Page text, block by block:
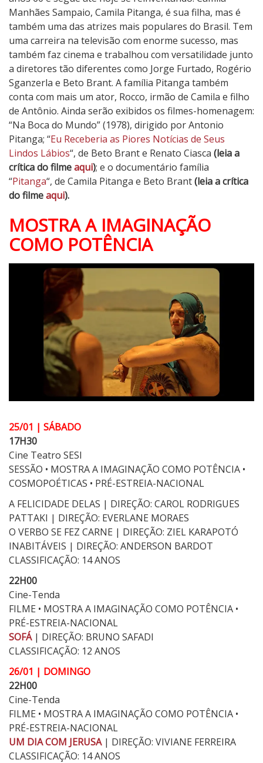
Manhães Sampaio, Camila Pitanga, é sua filha, mas é
também uma das atrizes mais populares do Brasil. Tem
uma carreira na televisão com enorme sucesso, mas
também faz cinema e trabalhou com versatilidade junto
a diretores tão diferentes como Jorge Furtado, Rogério
Sganzerla e Beto Brant. A família Pitanga também
conta com mais um ator, Rocco, irmão de Camila e filho
de Antônio. Ainda serão exibidos os filmes-homenagem:
“Na Boca do Mundo” (1978), dirigido por Antonio
Pitanga; “Eu Receberia as Piores Notícias de Seus
Lindos Lábios“, de Beto Brant e Renato Ciasca (leia a
crítica do filmeaqui); e o documentário família
“Pitanga“, de Camila Pitanga e Beto Brant(leia a crítica
do filmeaqui).
MOSTRA A IMAGINAÇÃO
COMO POTÊNCIA
25/01 | SÁBADO
17H30
Cine Teatro SESI
SESSÃO • MOSTRA A IMAGINAÇÃO COMO POTÊNCIA •
COSMOPOÉTICAS • PRÉ-ESTREIA-NACIONAL
A FELICIDADE DELAS | DIREÇÃO: CAROL RODRIGUES
PATTAKI | DIREÇÃO: EVERLANE MORAES
O VERBO SE FEZ CARNE | DIREÇÃO: ZIEL KARAPOTÓ
INABITÁVEIS | DIREÇÃO: ANDERSON BARDOT
CLASSIFICAÇÃO: 14 ANOS
22H00
Cine-Tenda
FILME • MOSTRA A IMAGINAÇÃO COMO POTÊNCIA •
PRÉ-ESTREIA-NACIONAL
SOFÁ| DIREÇÃO: BRUNO SAFADI
CLASSIFICAÇÃO: 12 ANOS
26/01 | DOMINGO
22H00
Cine-Tenda
FILME • MOSTRA A IMAGINAÇÃO COMO POTÊNCIA •
PRÉ-ESTREIA-NACIONAL
UM DIA COM JERUSA| DIREÇÃO: VIVIANE FERREIRA
CLASSIFICAÇÃO: 14 ANOS